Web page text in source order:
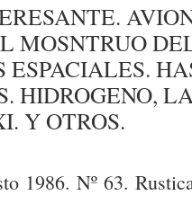
MOSNTRUO
ESPACIALES.
HIDROGENO,
Y OTROS.
1986. Nº 63.